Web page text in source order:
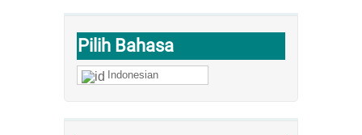
Pilih Bahasa
Indonesian